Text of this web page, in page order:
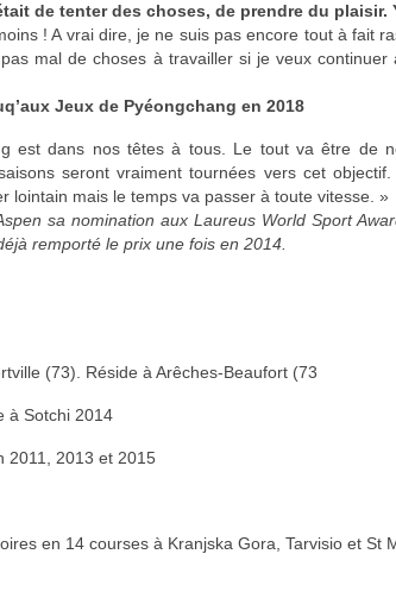
de tenter des choses, de prendre du plaisir.
! A vrai dire, je ne suis pas encore tout à fait
mal de choses à travailler si je veux
Jeux de Pyéongchang en 2018
est dans nos têtes à tous. Le tout va être de
seront vraiment tournées vers cet
lointain mais le temps va passer à toute vitesse. »
sa nomination aux Laureus World Sport
remporté le prix une fois en 2014.
(73). Réside à Arêches-Beaufort (73
à Sotchi 2014
2011, 2013 et 2015
en 14 courses à Kranjska Gora, Tarvisio et St